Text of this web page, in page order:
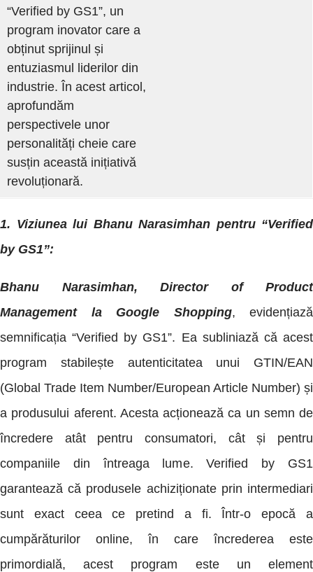
“Verified by GS1”, un
program inovator care a
obținut sprijinul și
entuziasmul liderilor din
industrie. În acest articol,
aprofundăm
perspectivele unor
personalități cheie care
susțin această inițiativă
revoluționară.
1. Viziunea lui Bhanu Narasimhan pentru “Verified
by GS1”:
Bhanu Narasimhan, Director of Product
Management la Google Shopping, evidențiază
semnificația “Verified by GS1”. Ea subliniază că acest
program stabilește autenticitatea unui GTIN/EAN
(Global Trade Item Number/European Article Number) și
a produsului aferent. Acesta acționează ca un semn de
încredere atât pentru consumatori, cât și pentru
companiile din întreaga lume. Verified by GS1
garantează că produsele achiziționate prin intermediari
sunt exact ceea ce pretind a fi. Într-o epocă a
cumpărăturilor online, în care încrederea este
primordială, acest program este un element